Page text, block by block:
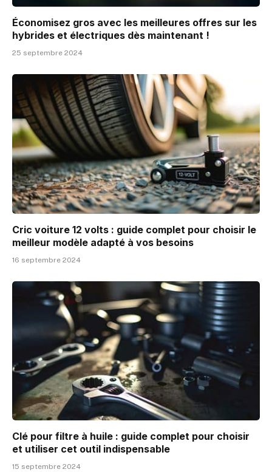
Économisez gros avec les meilleures offres sur les
hybrides et électriques dès maintenant !
25 septembre 2024
Cric voiture 12 volts : guide complet pour choisir le
meilleur modèle adapté à vos besoins
16 septembre 2024
Clé pour filtre à huile : guide complet pour choisir
et utiliser cet outil indispensable
15 septembre 2024